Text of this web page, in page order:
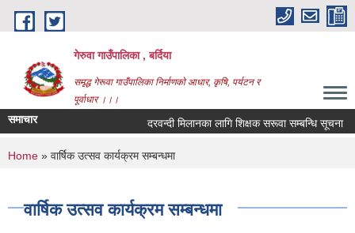
Skip to main content
गेरुवा गाउँपालिका , बर्दिया
समृद्ध गेरूवा गाउँपालिका निर्माणको आधार, कृषि, पर्यटन र
पूर्वाधार ।।।
समाचार दरवन्दी मिलानका लागि शिक्षक सरूवा सम्बन्धि सूचना
You are here
Home » वार्षिक उत्सव कार्यक्रम सम्बन्धमा
वार्षिक उत्सव कार्यक्रम सम्बन्धमा